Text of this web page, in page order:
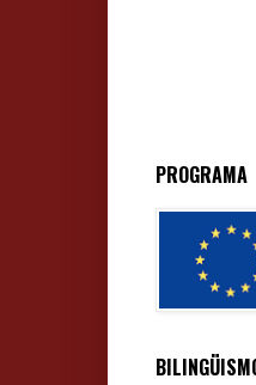
PROGRAMA